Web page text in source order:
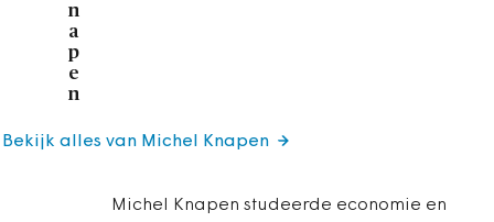
n
a
p
e
n
Michel Knapen studeerde economie en
Bekijk alles van Michel Knapen